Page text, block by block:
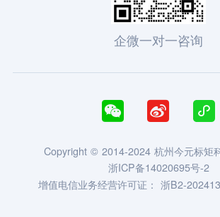
企微一对一咨询
  
Copyright © 2014-2024 杭州今元标矩
浙ICP备14020695号-2
增值电信业务经营许可证： 浙B2-